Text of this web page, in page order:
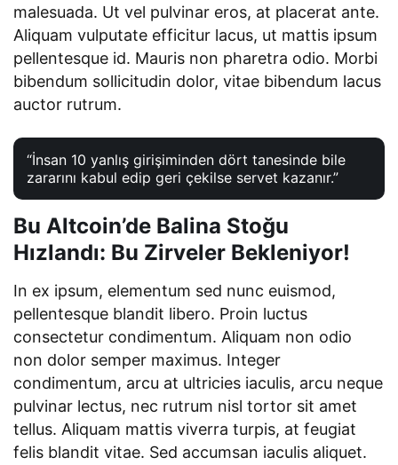
malesuada. Ut vel pulvinar eros, at placerat ante.
Aliquam vulputate efficitur lacus, ut mattis ipsum
pellentesque id. Mauris non pharetra odio. Morbi
bibendum sollicitudin dolor, vitae bibendum lacus
auctor rutrum.
“İnsan 10 yanlış girişiminden dört tanesinde bile
zararını kabul edip geri çekilse servet kazanır.”
Bu Altcoin’de Balina Stoğu
Hızlandı: Bu Zirveler Bekleniyor!
In ex ipsum, elementum sed nunc euismod,
pellentesque blandit libero. Proin luctus
consectetur condimentum. Aliquam non odio
non dolor semper maximus. Integer
condimentum, arcu at ultricies iaculis, arcu neque
pulvinar lectus, nec rutrum nisl tortor sit amet
tellus. Aliquam mattis viverra turpis, at feugiat
felis blandit vitae. Sed accumsan iaculis aliquet.